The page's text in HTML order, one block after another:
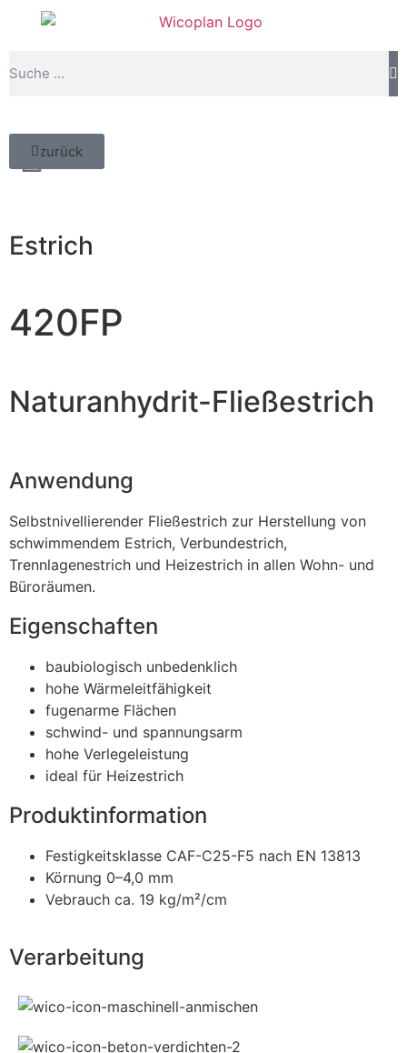
zurück
Estrich
420FP
Naturanhydrit-Fließestrich
Anwendung
Selbstnivellierender Fließestrich zur Herstellung von
schwimmendem Estrich, Verbundestrich,
Trennlagenestrich und Heizestrich in allen Wohn- und
Büroräumen.
Eigenschaften
baubiologisch unbedenklich
hohe Wärmeleitfähigkeit
fugenarme Flächen
schwind- und spannungsarm
hohe Verlegeleistung
ideal für Heizestrich
Produktinformation
Festigkeitsklasse CAF-C25-F5 nach EN 13813
Körnung 0–4,0 mm
Vebrauch ca. 19 kg/m²/cm
Verarbeitung